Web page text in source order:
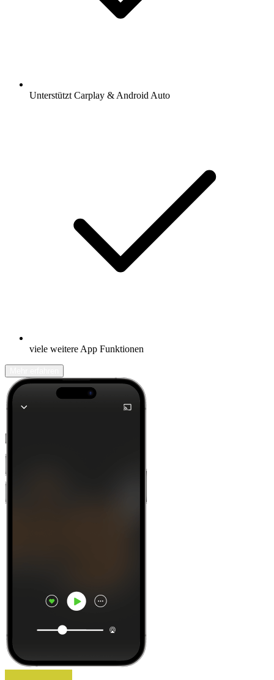
Unterstützt Carplay & Android Auto
viele weitere App Funktionen